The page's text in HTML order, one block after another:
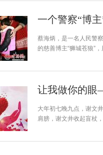
一个警察“博
蔡海炳，是一名人民警
的慈善博主“狮城苍狼”
让我做你的
大年初七晚九点，谢文
肩膀，谢文井收起盲杖